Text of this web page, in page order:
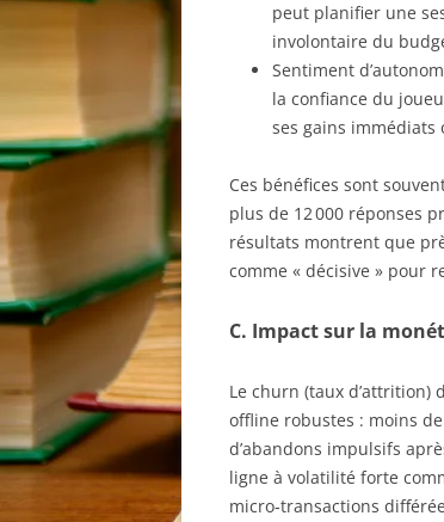
peut planifier une
involontaire du
Sentiment
la confiance du
ses gains immédiats
Ces bénéfices sont
plus de 12 000 réponses
résultats montrent que
comme « décisive » pour
C. Impact sur la
Le churn (taux
offline robustes : moins
d’abandons impulsifs
ligne à volatilité forte
micro‑transactions